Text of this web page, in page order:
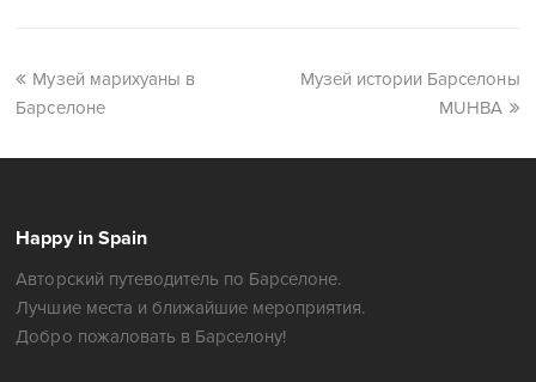
Музей марихуаны в
Барселоне
Музей истории Барселоны
MUHBA
Happy in Spain
Авторский путеводитель по Барселоне.
Лучшие места и ближайшие мероприятия.
Добро пожаловать в Барселону!